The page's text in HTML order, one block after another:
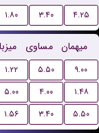
۱.۸۰ ۳.۴۰ ۴.۲۵
مساوی میهمان
۱.۲۲ ۵.۵۰
۹.۰۰
۵.۰۰ ۴.۰۰
۱.۴۸
۱.۵۶ ۳.۴۰ ۵.۵۰